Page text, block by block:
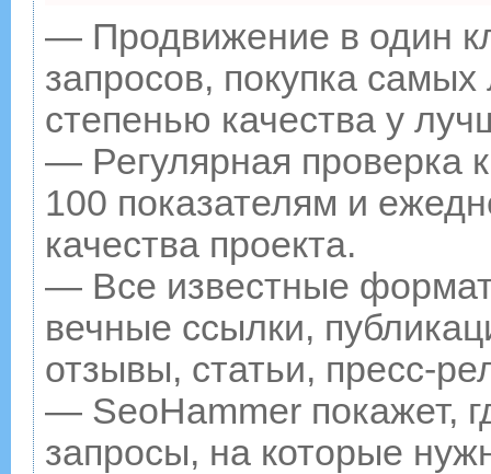
— Продвижение в один
запросов, покупка
степенью качества у
— Регулярная проверка
100 показателям и
качества проекта.
— Все известные
вечные ссылки,
отзывы, статьи, пресс-
— SeoHammer покажет,
запросы, на которые